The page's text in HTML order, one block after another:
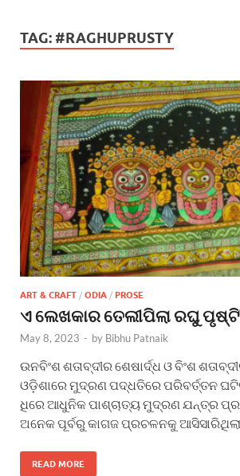
TAG: #RAGHUPRUSTY
ART & CRAFT / ODIA / PROSE
ଏ ଲେଖକାର ତେଲୀପିଲା ରଘୁ ପୃଷ୍ଟି
May 8, 2023 - by Bibhu Patnaik
ଉନବିଂଶ ଶତାବ୍ଦୀର ଶେଷାର୍ଦ୍ଧ ଓ ବିଂଶ
ଓଡ଼ିଶାରେ ମୁଦ୍ରଣ ପଦ୍ଧତିରେ ପରିବର୍ତ୍ତନ
ଧିରେ ଆଧୁନିକ ପାଶ୍ଚାତ୍ୟ ମୁଦ୍ରଣ ଯନ୍ତ୍ର
ଅନେକ ପୂର୍ବରୁ କାଗଜ ପ୍ରଚଳନକୁ ଆସିସାରିଥିଲା
READ MORE